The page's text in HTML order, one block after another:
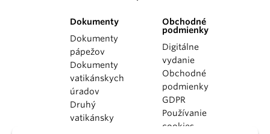
Dokumenty
Dokumenty
pápežov
Dokumenty
vatikánskych
úradov
Druhý
vatikánsky
Obchodné
podmienky
Digitálne
vydanie
Obchodné
podmienky
GDPR
Používanie
cookies